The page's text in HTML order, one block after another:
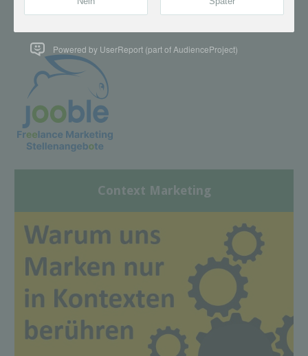
Context Marketing
Powered by UserReport (part of AudienceProject)